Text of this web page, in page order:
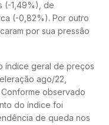
(-1,49%), de
(-0,82%). Por outro
por sua pressão
índice geral de preços
ago/22,
Conforme observado
do índice foi
de queda nos